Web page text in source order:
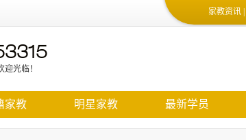
家教资讯
迎光临！
家教 明星家教 最新学员